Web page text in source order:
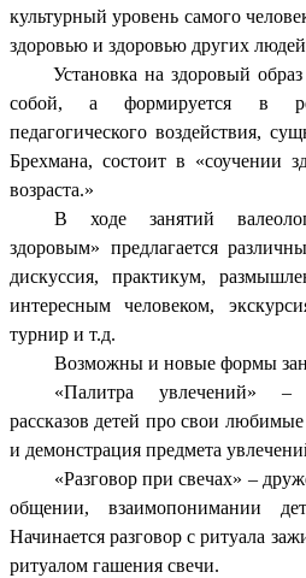
культурный уровень самого
здоровью и здоровью других
Установка на здоровый
собой, а формируется в
педагогического воздействия,
Брехмана, состоит в «соучении
возраста.»
В ходе занятий
здоровым» предлагается
дискуссия, практикум,
интересным человеком,
турнир и т.д.
Возможны и новые формы
«Палитра увлечений» –
рассказов детей про свои
и демонстрация предмета
«Разговор при свечах» –
общении, взаимопонимании
Начинается разговор с ритуала
ритуалом гашения свечи.